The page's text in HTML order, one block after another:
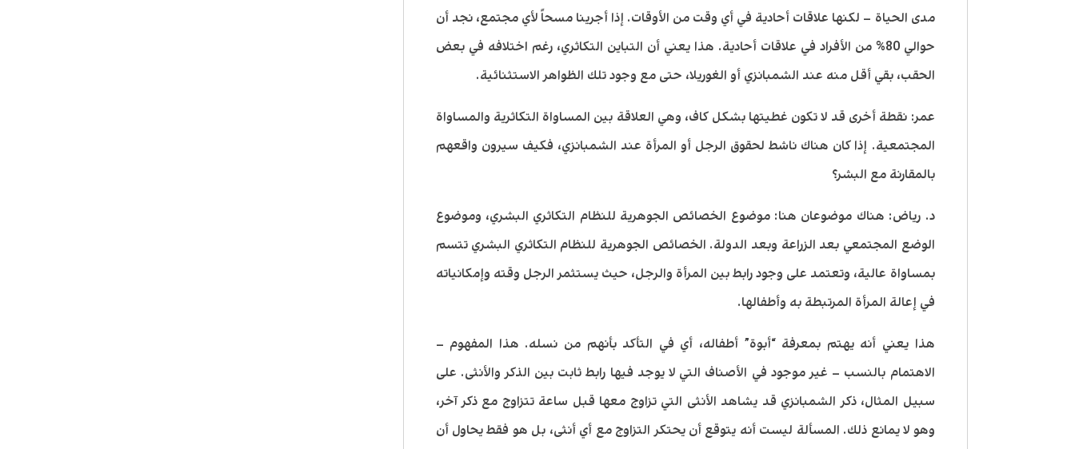
مدى الحياة – لكنها علاقات أحادية في أي وقت من الأوقات. إذا أجرينا مسحاً لأي مجتمع، نجد أن
حوالي 80% من الأفراد في علاقات أحادية. هذا يعني أن التباين التكاثري، رغم اختلافه في بعض
الحقب، بقي أقل منه عند الشمبانزي أو الغوريلا، حتى مع وجود تلك الظواهر الاستثنائية.
عمر: نقطة أخرى قد لا تكون غطيتها بشكل كاف، وهي العلاقة بين المساواة التكاثرية والمساواة
المجتمعية. إذا كان هناك ناشط لحقوق الرجل أو المرأة عند الشمبانزي، فكيف سيرون واقعهم
بالمقارنة مع البشر؟
د. رياض: هناك موضوعان هنا: موضوع الخصائص الجوهرية للنظام التكاثري البشري، وموضوع
الوضع المجتمعي بعد الزراعة وبعد الدولة. الخصائص الجوهرية للنظام التكاثري البشري تتسم
بمساواة عالية، وتعتمد على وجود رابط بين المرأة والرجل، حيث يستثمر الرجل وقته وإمكانياته
في إعالة المرأة المرتبطة به وأطفالها.
هذا يعني أنه يهتم بمعرفة “أبوة” أطفاله، أي في التأكد بأنهم من نسله. هذا المفهوم –
الاهتمام بالنسب – غير موجود في الأصناف التي لا يوجد فيها رابط ثابت بين الذكر والأنثى. على
سبيل المثال، ذكر الشمبانزي قد يشاهد الأنثى التي تزاوج معها قبل ساعة تتزاوج مع ذكر آخر،
وهو لا يمانع ذلك. المسألة ليست أنه يتوقع أن يحتكر التزاوج مع أي أنثى، بل هو فقط يحاول أن